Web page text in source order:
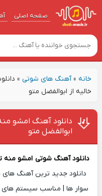
صفحه اصلی
خانه»آهنگ های شوتی»
خالیه از ابوالفضل متو
دانلود آهنگ امشو
ابوالفضل متو
دانلود آهنگ شوتی امشو منه
دانلود جدید ترین آهنگ های
سوار ها | مناسب سیستم